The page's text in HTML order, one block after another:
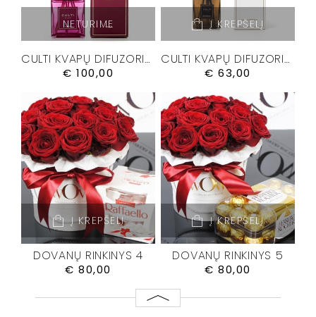
NETURIME
CULTI KVAPŲ DIFUZORIUS “MALIA” 500 ML.
€ 100,00
Į KREPŠELĮ
CULTI KVAPŲ DIFUZORIUS “MEDITERRANEA” 250ML.
€ 63,00
Į KREPŠELĮ
DOVANŲ RINKINYS 4
€ 80,00
Į KREPŠELĮ
DOVANŲ RINKINYS 5
€ 80,00